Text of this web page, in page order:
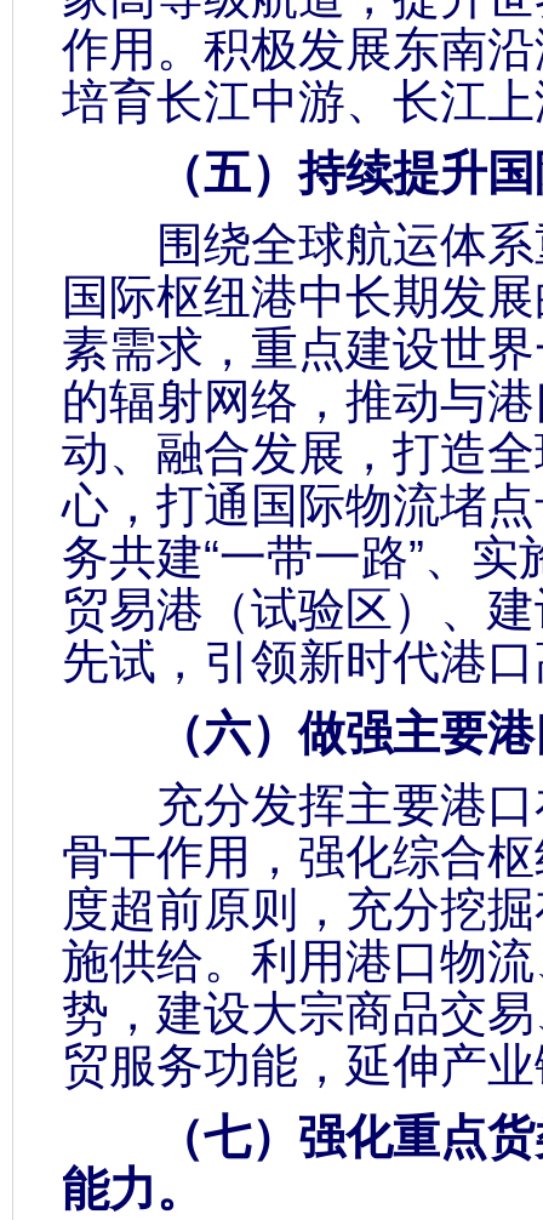
作用。积极发展东南
培育长江中游、长江
（五）持续提升国
围绕全球航运体系
国际枢纽港中长期发
素需求，重点建设世
的辐射网络，推动与
动、融合发展，打造
心，打通国际物流堵
务共建“一带一路”、
贸易港（试验区）、
先试，引领新时代港
（六）做强主要港
充分发挥主要港口
骨干作用，强化综合
度超前原则，充分挖
施供给。利用港口物
势，建设大宗商品交
贸服务功能，延伸产
（七）强化重点货
能力。